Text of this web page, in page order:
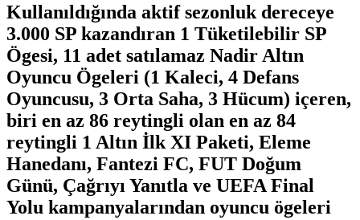
Kullanıldığında aktif sezonluk dereceye
3.000 SP kazandıran 1 Tüketilebilir SP
Ögesi, 11 adet satılamaz Nadir Altın
Oyuncu Ögeleri (1 Kaleci, 4 Defans
Oyuncusu, 3 Orta Saha, 3 Hücum) içeren,
biri en az 86 reytingli olan en az 84
reytingli 1 Altın İlk XI Paketi, Eleme
Hanedanı, Fantezi FC, FUT Doğum
Günü, Çağrıyı Yanıtla ve UEFA Final
Yolu kampanyalarından oyuncu ögeleri